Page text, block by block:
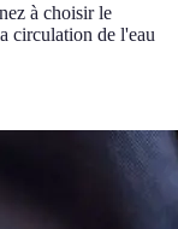
à choisir le
circulation de l'eau